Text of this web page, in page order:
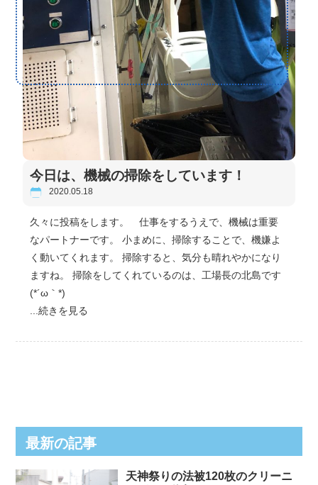
今日は、機械の掃除をしています！
2020.05.18
久々に投稿をします。 仕事をするうえで、機械は重要
なパートナーです。 小まめに、掃除することで、機嫌よ
く動いてくれます。 掃除すると、気分も晴れやかになり
ますね。 掃除をしてくれているのは、工場長の北島です
(*´ω｀*)
...続きを見る
最新の記事
天神祭りの法被120枚のクリーニ